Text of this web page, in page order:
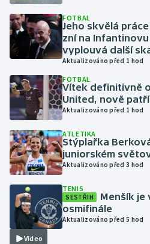
Judo
Krasobruslení
Lyže a snowboard
Moderní pětiboj
Motorsport
Parasport
Plavání
FOTBAL
Jeho skvělá
zní na
vyplouvá další
Aktualizováno před 1 hod
FOTBAL
Vítek definitivně
United, nově
Aktualizováno před 1 hod
ATLETIKA
Stýplařka
juniorském
Aktualizováno před 3 hod
Video
TENIS
SESTŘIH
Menšík je
osmifinále
Aktualizováno před 5 hod